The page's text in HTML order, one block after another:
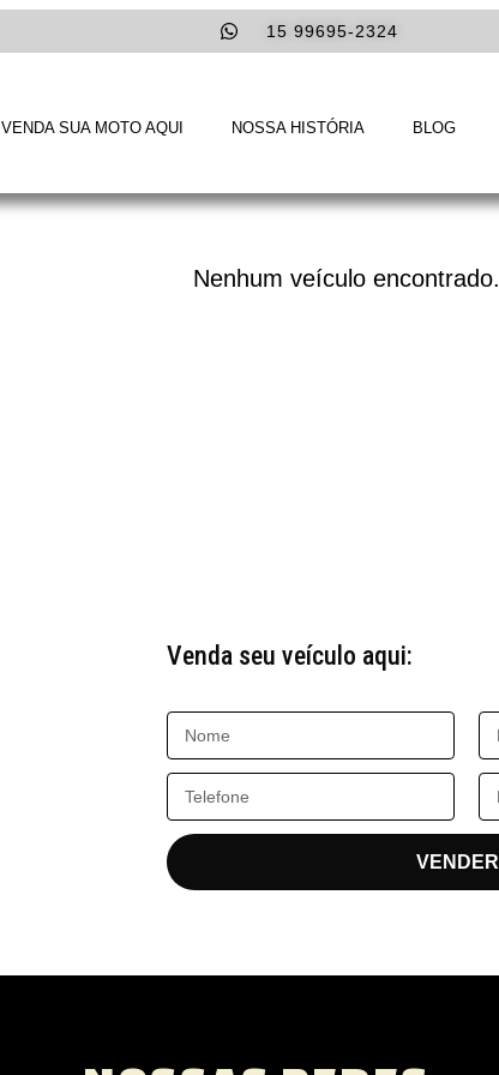
15 99695-2324
VENDA SUA MOTO AQUI NOSSA HISTÓRIA BLOG
Nenhum veículo encontrado.
Venda seu veículo aqui:
VENDER